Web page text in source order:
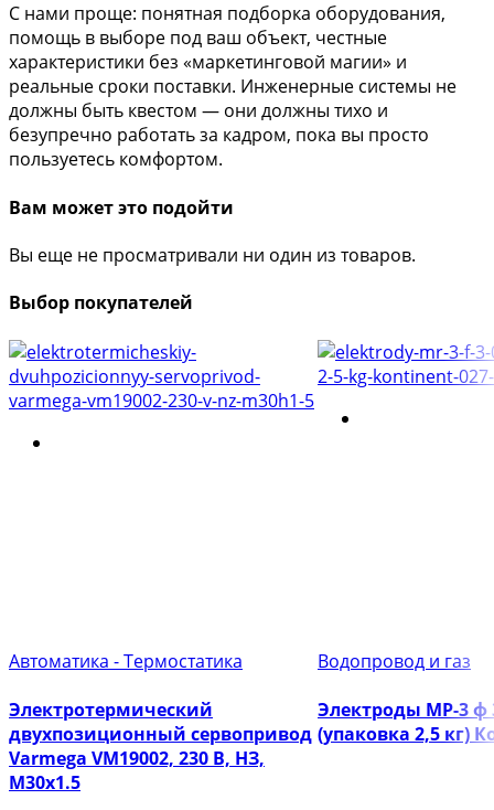
С нами проще: понятная подборка оборудования,
помощь в выборе под ваш объект, честные
характеристики без «маркетинговой магии» и
реальные сроки поставки. Инженерные системы не
должны быть квестом — они должны тихо и
безупречно работать за кадром, пока вы просто
пользуетесь комфортом.
Вам может это подойти
Вы еще не просматривали ни один из товаров.
Выбор покупателей
Автоматика - Термостатика
Электротермический
двухпозиционный сервопривод
Varmega VM19002, 230 В, НЗ,
M30х1.5
Водопровод и газ
Электроды МР-3
(упаковка 2,5 кг)